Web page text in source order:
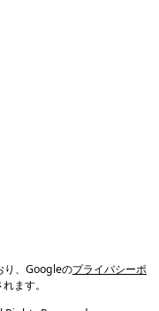
り、Googleのプライバシーポ
ます。